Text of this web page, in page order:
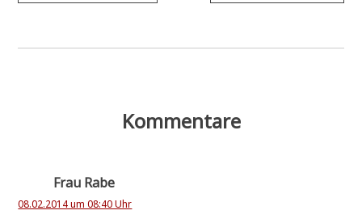
Kommentare
Frau Rabe
08.02.2014 um 08:40 Uhr